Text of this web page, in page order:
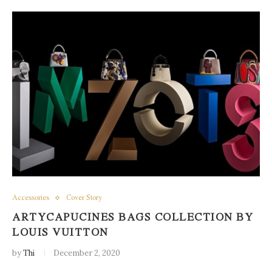
Accessories Cover Story
ARTYCAPUCINES BAGS COLLECTION BY
LOUIS VUITTON
byThi December 2, 2020